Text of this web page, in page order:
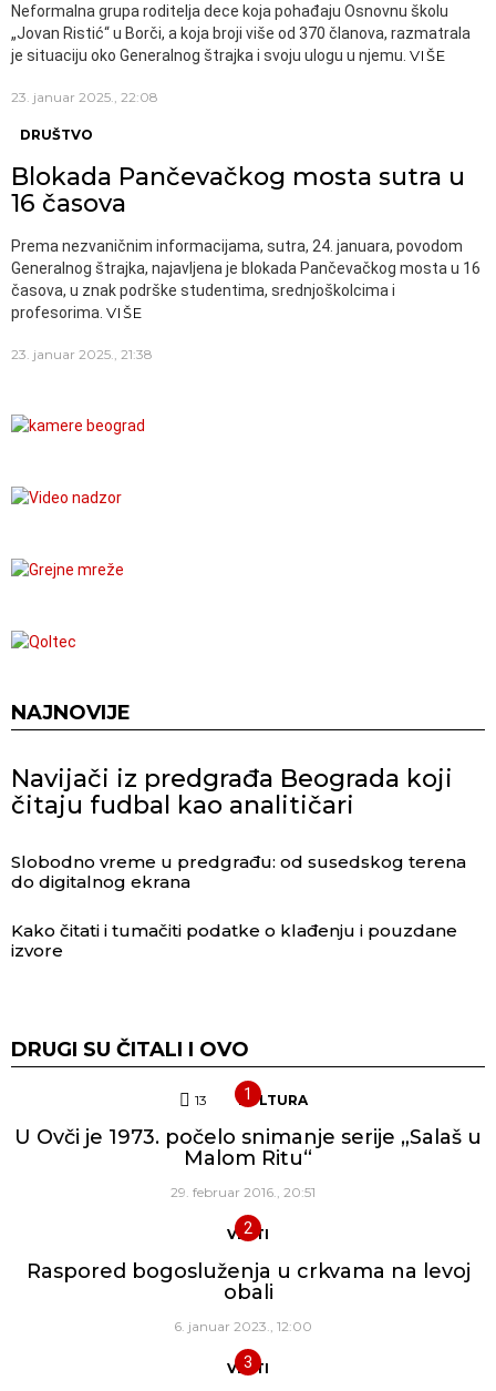
Neformalna grupa roditelja dece koja pohađaju Osnovnu školu
„Jovan Ristić“ u Borči, a koja broji više od 370 članova, razmatrala
je situaciju oko Generalnog štrajka i svoju ulogu u njemu. VIŠE
23. januar 2025., 22:08
DRUŠTVO
Blokada Pančevačkog mosta sutra u
16 časova
Prema nezvaničnim informacijama, sutra, 24. januara, povodom
Generalnog štrajka, najavljena je blokada Pančevačkog mosta u 16
časova, u znak podrške studentima, srednjoškolcima i
profesorima. VIŠE
23. januar 2025., 21:38
NAJNOVIJE
Navijači iz predgrađa Beograda koji
čitaju fudbal kao analitičari
Slobodno vreme u predgrađu: od susedskog terena
do digitalnog ekrana
Kako čitati i tumačiti podatke o klađenju i pouzdane
izvore
DRUGI SU ČITALI I OVO
13 Komentara
KULTURA
U Ovči je 1973. počelo snimanje serije „Salaš u
Malom Ritu“
29. februar 2016., 20:51
VESTI
Raspored bogosluženja u crkvama na levoj
obali
6. januar 2023., 12:00
VESTI